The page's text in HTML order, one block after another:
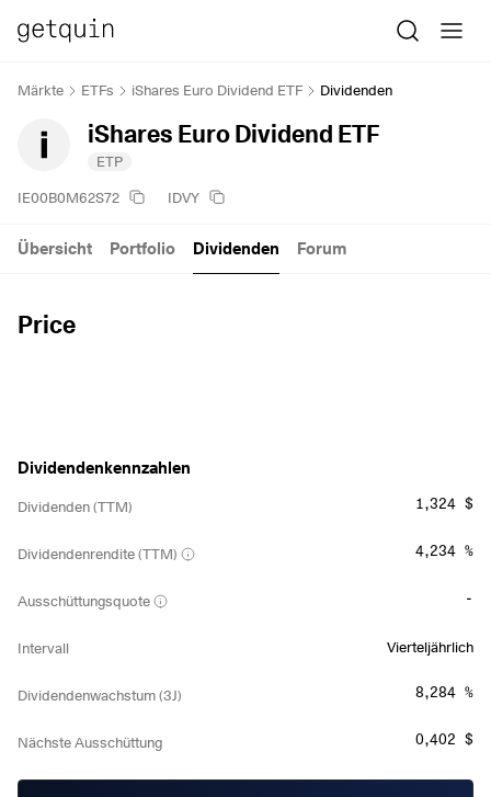
Märkte ETFs iShares Euro Dividend ETF Dividenden
iShares Euro Dividend ETF
ETP
IE00B0M62S72 IDVY
Price
Übersicht Portfolio Dividenden Forum
Dividendenkennzahlen
Dividenden (TTM) 1,324 $
Dividendenrendite (TTM) 4,234 %
Ausschüttungsquote -
Intervall Vierteljährlich
Dividendenwachstum (3J) 8,284 %
Nächste Ausschüttung 0,402 $